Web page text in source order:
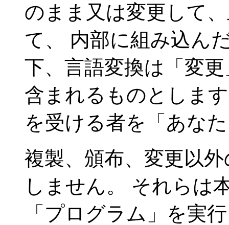
のまま又は変更して
て、 内部に組み込ん
下、言語変換は「変
含まれるものとしま
を受ける者を「あな
複製、頒布、変更以
しません。 それらは
「プログラム」を実